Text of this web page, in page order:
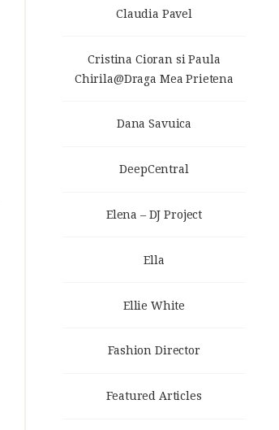
Claudia Pavel
Cristina Cioran si Paula
Chirila@Draga Mea Prietena
Dana Savuica
DeepCentral
Elena – DJ Project
Ella
Ellie White
Fashion Director
Featured Articles